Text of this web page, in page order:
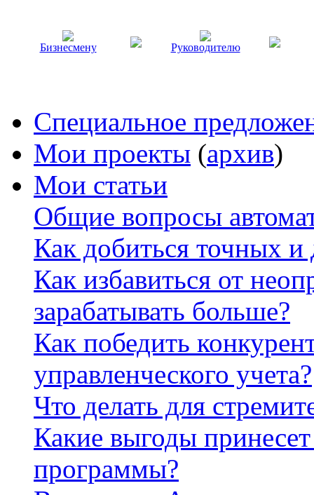
Бизнесмену Руководителю
Специальное
Мои проекты (архив)
Мои статьи
Общие вопросы
Как добиться точных
Как избавиться от
зарабатывать больше?
Как победить
управленческого учета?
Что делать для
Какие выгоды
программы?